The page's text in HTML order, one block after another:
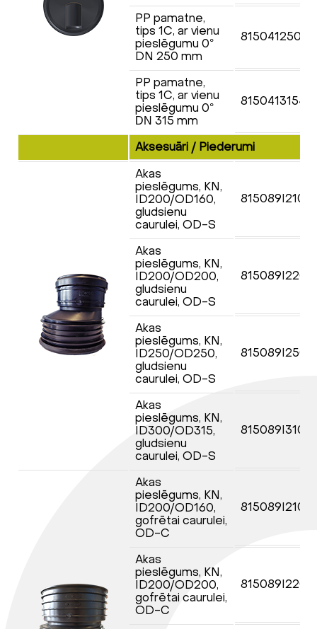
PP pamatne,
tips 1C, ar vienu
pieslēgumu 0°
DN 250 mm
PP pamatne,
tips 1C, ar vienu
pieslēgumu 0°
DN 315 mm
Aksesuāri / Piederumi
Akas
pieslēgums, KN,
ID200/OD160,
gludsienu
caurulei, OD-S
Akas
pieslēgums, KN,
ID200/OD200,
gludsienu
caurulei, OD-S
Akas
pieslēgums, KN,
ID250/OD250,
gludsienu
caurulei, OD-S
Akas
pieslēgums, KN,
ID300/OD315,
gludsienu
caurulei, OD-S
Akas
pieslēgums, KN,
ID200/OD160,
gofrētai caurulei,
OD-C
Akas
pieslēgums, KN,
ID200/OD200,
gofrētai caurulei,
OD-C